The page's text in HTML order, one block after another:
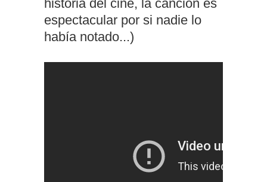
historia del cine, la canción es
espectacular por si nadie lo
había notado...)